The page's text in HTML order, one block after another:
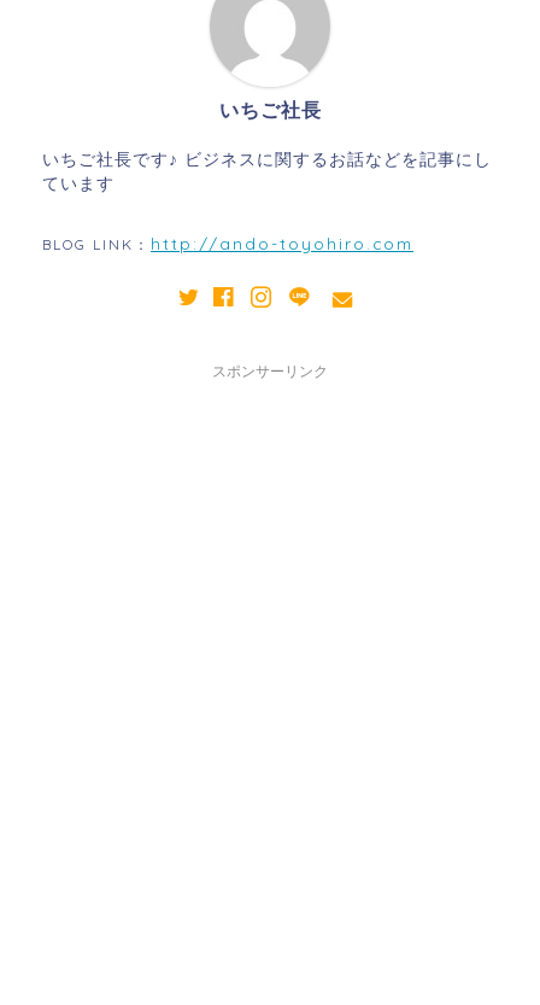
いちご社長
いちご社長です♪ ビジネスに関するお話などを記事にし
ています
BLOG LINK： http://ando-toyohiro.com
スポンサーリンク